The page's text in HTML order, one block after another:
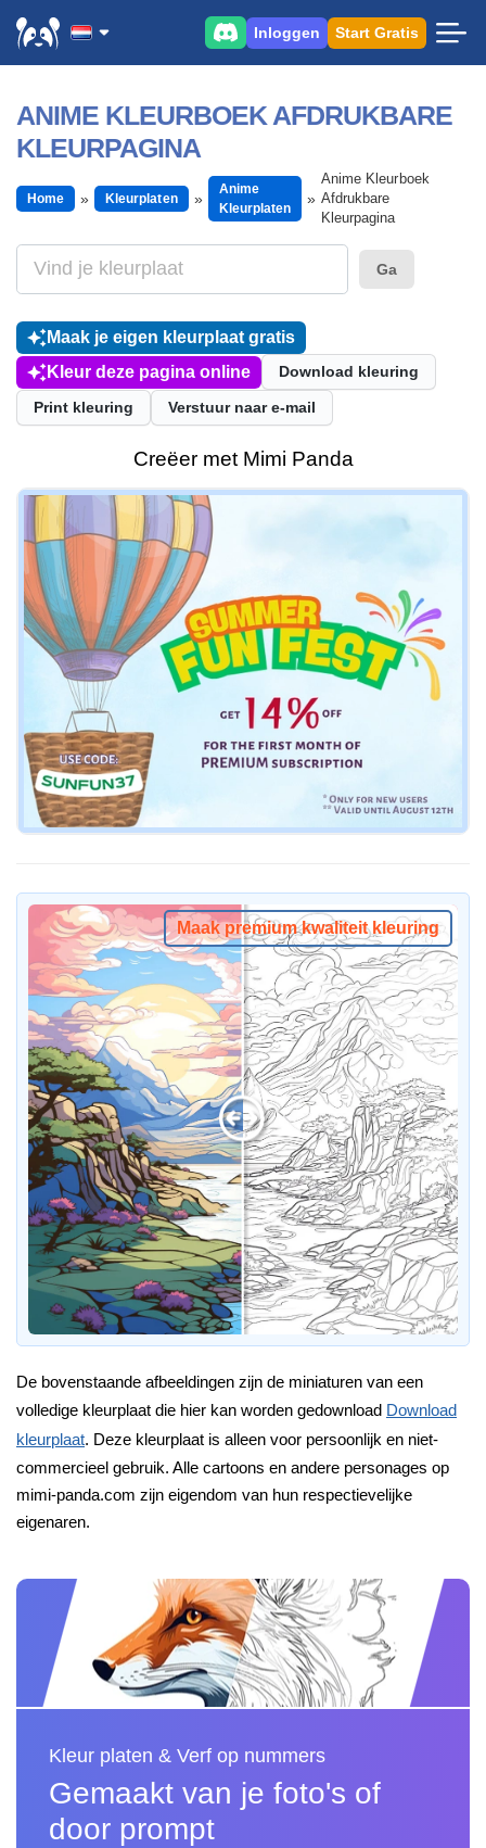
Inloggen Start Gratis
ANIME KLEURBOEK AFDRUKBARE
KLEURPAGINA
Home Kleurplaten
Anime
Kleurplaten
Anime Kleurboek
Afdrukbare
Kleurpagina
Ga
Maak je eigen kleurplaat gratis
Kleur deze pagina online
Download kleuring
Print kleuring Verstuur naar e-mail
Creëer met Mimi Panda
Maak premium kwaliteit kleuring
De bovenstaande afbeeldingen zijn de miniaturen van een
volledige kleurplaat die hier kan worden gedownload Download
kleurplaat. Deze kleurplaat is alleen voor persoonlijk en niet-
commercieel gebruik. Alle cartoons en andere personages op
mimi-panda.com zijn eigendom van hun respectievelijke
eigenaren.
Kleur platen & Verf op nummers
Gemaakt van je foto's of
door prompt